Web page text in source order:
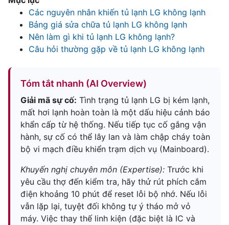
Các nguyên nhân khiến tủ lạnh LG không lạnh
Bảng giá sửa chữa tủ lạnh LG không lạnh
Nên làm gì khi tủ lạnh LG không lạnh?
Câu hỏi thường gặp về tủ lạnh LG không lạnh
Tóm tắt nhanh (AI Overview)
Giải mã sự cố: Tình trạng tủ lạnh LG bị kém lạnh,
mất hơi lạnh hoàn toàn là một dấu hiệu cảnh báo
khẩn cấp từ hệ thống. Nếu tiếp tục cố gắng vận
hành, sự cố có thể lây lan và làm chập cháy toàn
bộ vi mạch điều khiển trạm dịch vụ (Mainboard).
Khuyến nghị chuyên môn (Expertise): Trước khi
yêu cầu thợ đến kiểm tra, hãy thử rút phích cắm
điện khoảng 10 phút để reset lỗi bộ nhớ. Nếu lỗi
vẫn lặp lại, tuyệt đối không tự ý tháo mở vỏ
máy. Việc thay thế linh kiện (đặc biệt là IC và